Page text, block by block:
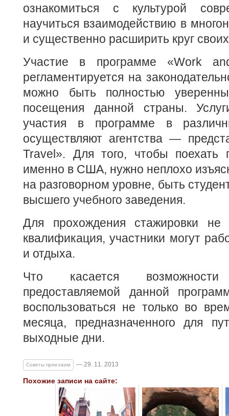
ознакомиться с культурой
научиться взаимодействию в
и существенно расширить круг
Участие в программе «Work
регламентируется на
можно быть полностью
посещения данной страны.
участия в программе в
осуществляют агентства —
Travel». Для того, чтобы поехать
именно в США, нужно неплохо
на разговорном уровне, быть
высшего учебного заведения.
Для прохождения стажировки не
квалификация, участники могут
и отдыха.
Что касается возможности
предоставляемой данной
воспользоваться не только во
месяца, предназначенного для
выходные дни.
Советы приезжим — 29. 11. 2013
Похожие записи на сайте: